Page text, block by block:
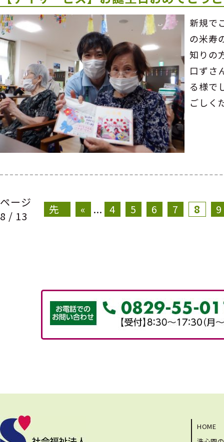
新規で
の米寿
知りの
口ずさ
る様で
ごしく
ページ
8 / 13
先
« ... 4 5 6 7 8 9
HOME